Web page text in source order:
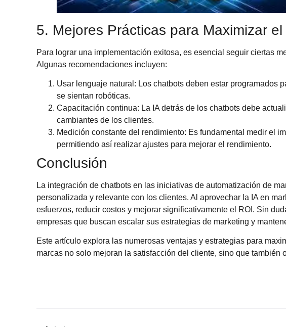
5. Mejores Prácticas para Maximizar
Para lograr una implementación exitosa, es esencial seguir ciertas
Algunas recomendaciones incluyen:
Usar lenguaje natural : Los chatbots deben estar programados
se sientan robóticas.
Capacitación continua: La IA detrás de los chatbots debe
cambiantes de los clientes.
Medición constante del rendimiento: Es fundamental medir el
permitiendo así realizar ajustes para mejorar el rendimiento.
Conclusión
La integración de chatbots en las iniciativas de automatización de
personalizada y relevante con los clientes. Al aprovechar la IA en
esfuerzos, reducir costos y mejorar significativamente el ROI. Sin
empresas que buscan escalar sus estrategias de marketing y
Este artículo explora las numerosas ventajas y estrategias para
marcas no solo mejoran la satisfacción del cliente, sino que